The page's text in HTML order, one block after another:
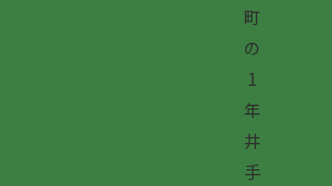
町
の
1
年
井
手